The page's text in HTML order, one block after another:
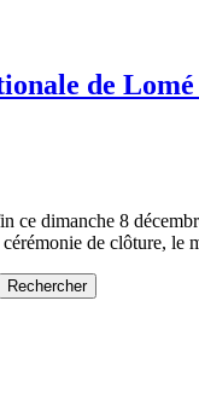
de
ce dimanche 8
cérémonie de clôture,